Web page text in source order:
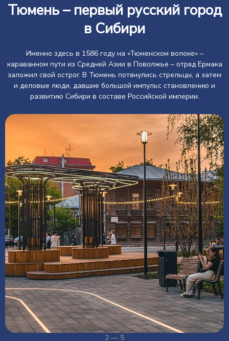
Тюмень – первый русский город
в Сибири
Именно здесь в 1586 году на «Тюменском волоке» –
караванном пути из Средней Азии в Поволжье – отряд Ермака
заложил свой острог. В Тюмень потянулись стрельцы, а затем
и деловые люди, давшие большой импульс становлению и
развитию Сибири в составе Российской империи.
2 — 5